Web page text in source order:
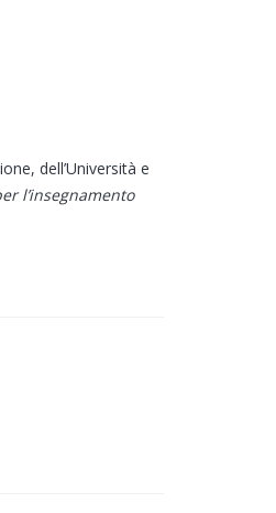
dell’Università e
l’insegnamento